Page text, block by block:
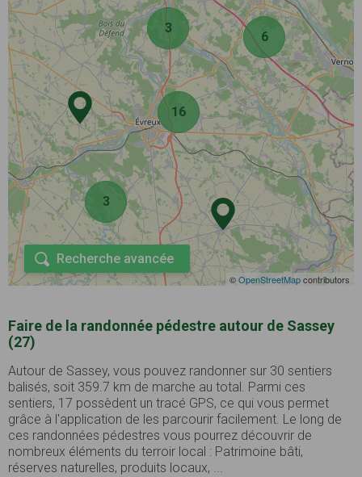
3
3
6
16
©OpenStreetMapcontributors
Recherche avancée
Faire de la randonnée pédestre autour de Sassey
(27)
Autour de Sassey, vous pouvez randonner sur 30 sentiers
balisés, soit 359.7 km de marche au total. Parmi ces
sentiers, 17 possèdent un tracé GPS, ce qui vous permet
grâce à l'application de les parcourir facilement. Le long de
ces randonnées pédestres vous pourrez découvrir de
nombreux éléments du terroir local : Patrimoine bâti,
réserves naturelles, produits locaux, ...